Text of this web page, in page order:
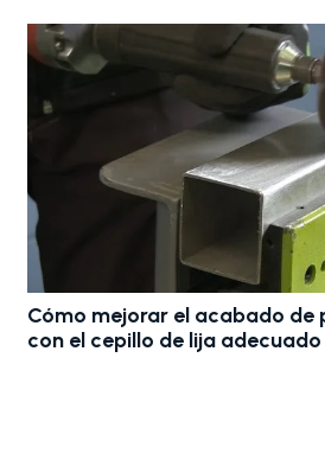
Bandas de lija para madera:
optimizar el acabado en